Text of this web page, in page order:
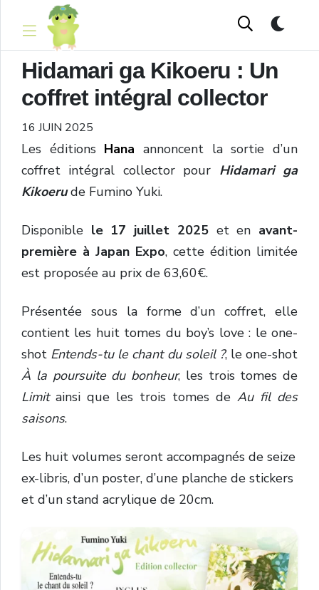
Hidamari ga Kikoeru : Un
coffret intégral collector
16 JUIN 2025
Les éditions Hana annoncent la sortie d’un
coffret intégral collector pour Hidamari ga
Kikoerude Fumino Yuki.
Disponible le 17 juillet 2025et en avant-
première à Japan Expo, cette édition limitée
est proposée au prix de 63,60€.
Présentée sous la forme d’un coffret, elle
contient les huit tomes du boy’s love : le one-
shot Entends-tu le chant du soleil ?, le one-shot
À la poursuite du bonheur, les trois tomes de
Limit ainsi que les trois tomes de Au fil des
saisons.
Les huit volumes seront accompagnés de seize
ex-libris, d’un poster, d’une planche de stickers
et d’un stand acrylique de 20cm.